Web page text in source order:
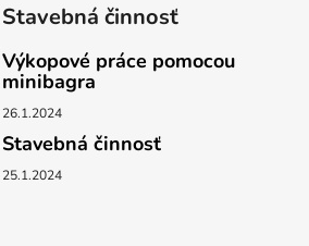
Stavebná činnosť
Výkopové práce pomocou
minibagra
26.1.2024
Stavebná činnosť
25.1.2024